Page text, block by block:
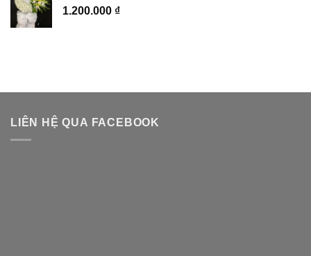
1.200.000 ₫
LIÊN HỆ QUA FACEBOOK